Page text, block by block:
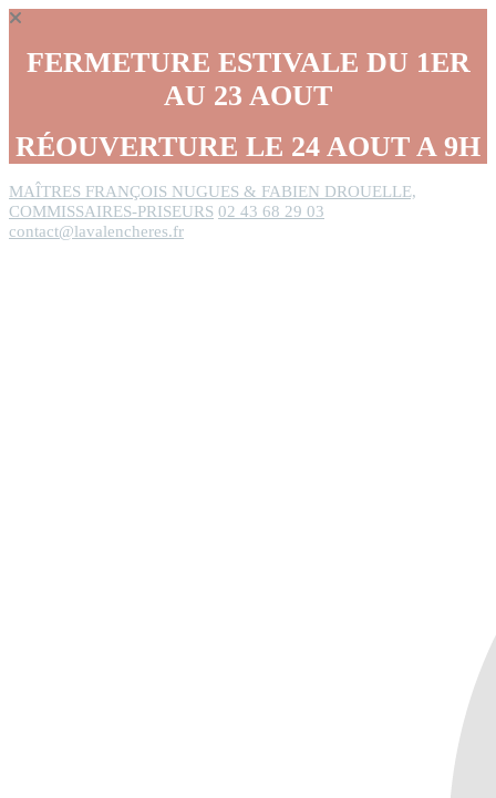
FERMETURE ESTIVALE DU 1ER
AU 23 AOUT
RÉOUVERTURE LE 24 AOUT A 9H
MAÎTRES FRANÇOIS NUGUES & FABIEN DROUELLE,
COMMISSAIRES-PRISEURS 02 43 68 29 03
contact@lavalencheres.fr
Panneau de gestion des cookies